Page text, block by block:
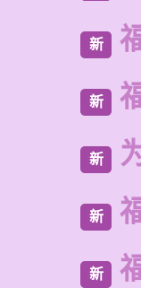
新
新
新
新
新